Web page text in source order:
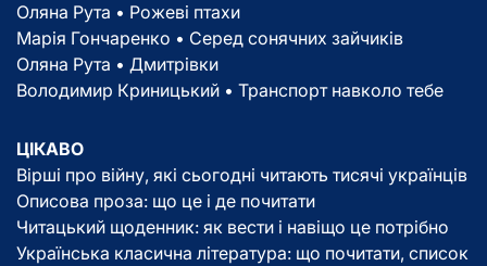
Оляна Рута • Рожеві птахи
Марія Гончаренко • Серед сонячних зайчиків
Оляна Рута • Дмитрівки
Володимир Криницький • Транспорт навколо тебе
ЦІКАВО
Вірші про війну, які сьогодні читають тисячі українців
Описова проза: що це і де почитати
Читацький щоденник: як вести і навіщо це потрібно
Українська класична література: що почитати, список